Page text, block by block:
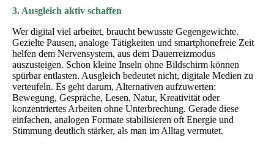
3. Ausgleich aktiv schaffen
Wer digital viel arbeitet, braucht bewusste Gegengewichte.
Gezielte Pausen, analoge Tätigkeiten und smartphonefreie Zeit
helfen dem Nervensystem, aus dem Dauerreizmodus
auszusteigen. Schon kleine Inseln ohne Bildschirm können
spürbar entlasten. Ausgleich bedeutet nicht, digitale Medien zu
verteufeln. Es geht darum, Alternativen aufzuwerten:
Bewegung, Gespräche, Lesen, Natur, Kreativität oder
konzentriertes Arbeiten ohne Unterbrechung. Gerade diese
einfachen, analogen Formate stabilisieren oft Energie und
Stimmung deutlich stärker, als man im Alltag vermutet.